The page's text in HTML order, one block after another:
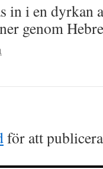
in i en dyrkan
genom
för att